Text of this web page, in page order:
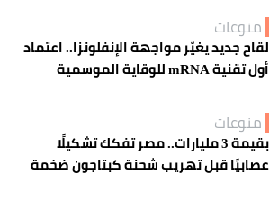
منوعات
لقاح جديد يغيّر مواجهة الإنفلونزا.. اعتماد
أول تقنية mRNA للوقاية الموسمية
منوعات
بقيمة 3 مليارات.. مصر تفكك تشكيلًا
عصابيًا قبل تهريب شحنة كبتاجون ضخمة